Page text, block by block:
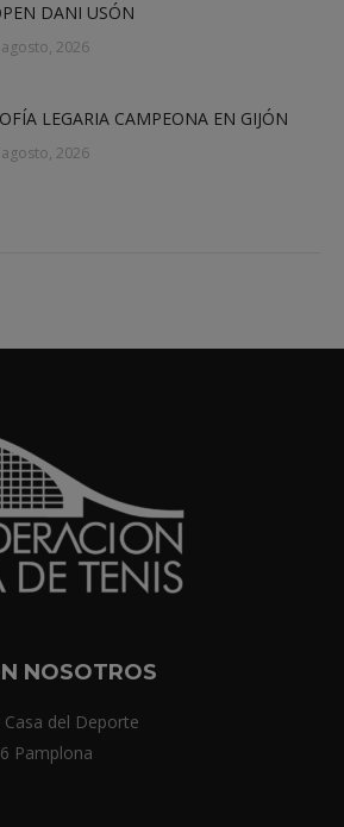
DANI USÓN
2026
LEGARIA CAMPEONA EN GIJÓN
2026
NOSOTROS
Casa del Deporte
Pamplona